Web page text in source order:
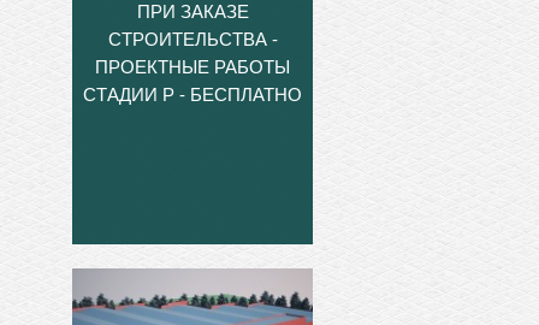
ПРИ ЗАКАЗЕ
СТРОИТЕЛЬСТВА -
ПРОЕКТНЫЕ РАБОТЫ
СТАДИИ Р - БЕСПЛАТНО